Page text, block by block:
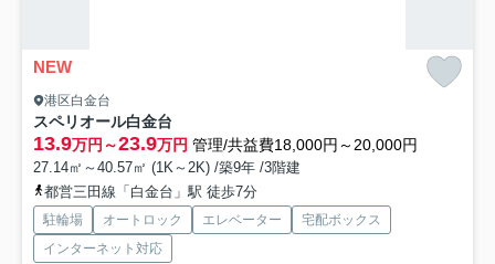
NEW
港区白金台
スペリオール白金台
13.9万円～23.9万円 管理/共益費18,000円～20,000円
27.14㎡～40.57㎡ (1K～2K) /築9年 /3階建
都営三田線「白金台」駅 徒歩7分
駐輪場 オートロック エレベーター
宅配ボックス
インターネット対応